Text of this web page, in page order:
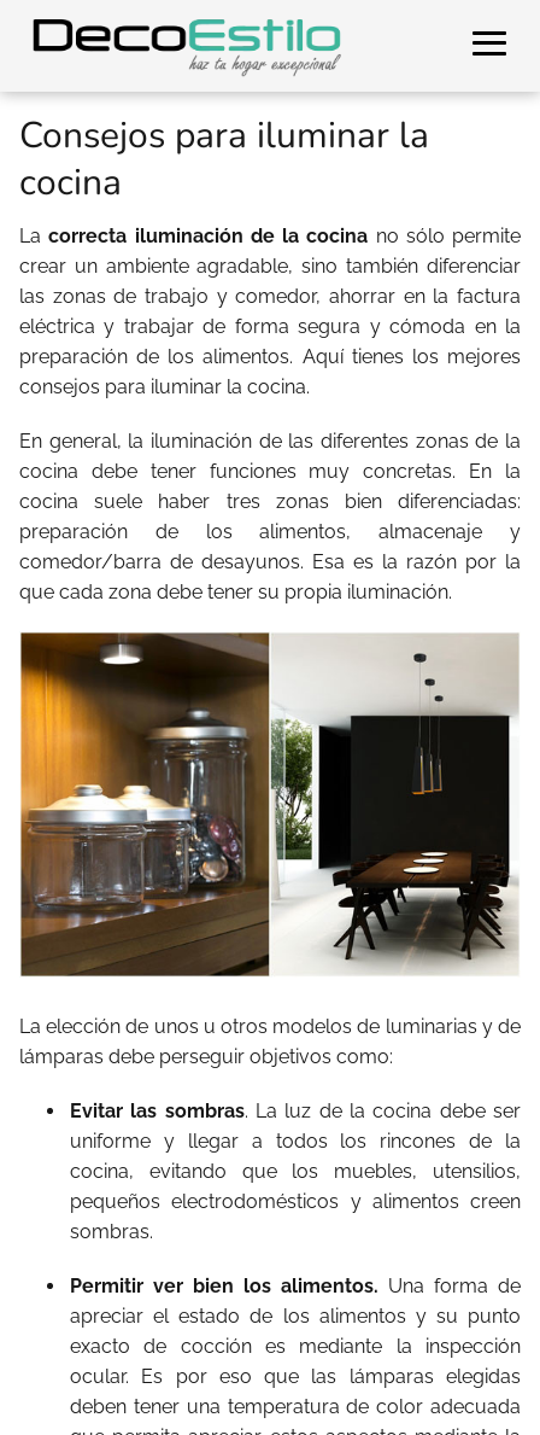
Consejos para iluminar la
cocina
Lacorrecta iluminación de la cocina no sólo permite
crear un ambiente agradable, sino también diferenciar
las zonas de trabajo y comedor, ahorrar en la factura
eléctrica y trabajar de forma segura y cómoda en la
preparación de los alimentos. Aquí tienes los mejores
consejos para iluminar la cocina.
En general, la iluminación de las diferentes zonas de la
cocina debe tener funciones muy concretas. En la
cocina suele haber tres zonas bien diferenciadas:
preparación de los alimentos, almacenaje y
comedor/barra de desayunos. Esa es la razón por la
que cada zona debe tener su propia iluminación.
La elección de unos u otros modelos de luminarias y de
lámparas debe perseguir objetivos como:
Evitar las sombras. La luz de la cocina debe ser
uniforme y llegar a todos los rincones de la
cocina, evitando que los muebles, utensilios,
pequeños electrodomésticos y alimentos creen
sombras.
Permitir ver bien los alimentos. Una forma de
apreciar el estado de los alimentos y su punto
exacto de cocción es mediante la inspección
ocular. Es por eso que las lámparas elegidas
deben tener una temperatura de color adecuada